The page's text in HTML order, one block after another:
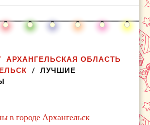
АРХАНГЕЛЬСКАЯ ОБЛАСТЬ
ЛУЧШИЕ
в городе Архангельск